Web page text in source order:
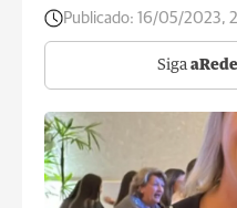
Publicado: 16/05/2023,
Siga aRede